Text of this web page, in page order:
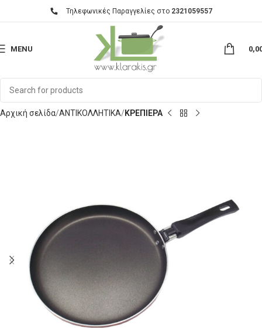
Τηλεφωνικές Παραγγελίες στο 2321059557
MENU
Αρχική σελίδα ΑΝΤΙΚΟΛΛΗΤΙΚΑ ΚΡΕΠΙΕΡΑ